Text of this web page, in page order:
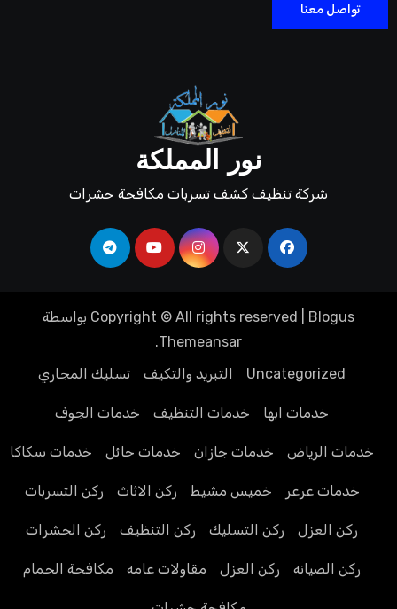
تواصل معنا
نور المملكة
شركة تنظيف كشف تسربات مكافحة حشرات
Copyright © All rights reserved Blogus
بواسطة
Themeansar
.
Uncategorized
التبريد والتكيف تسليك المجاري
خدمات ابها خدمات التنظيف خدمات الجوف
خدمات الرياض خدمات جازان خدمات حائل خدمات سكاكا
خدمات عرعر خميس مشيط ركن الاثاث ركن التسربات
ركن العزل ركن التسليك ركن التنظيف ركن الحشرات
ركن الصيانه ركن العزل مقاولات عامه مكافحة الحمام